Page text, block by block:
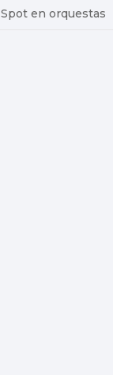
Spot en orquestas